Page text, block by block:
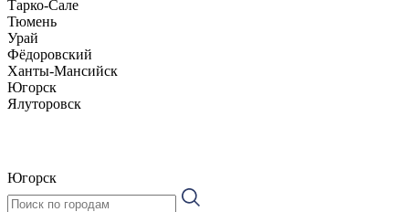
Тарко-Сале
Тюмень
Урай
Фёдоровский
Ханты-Мансийск
Югорск
Ялуторовск
Югорск